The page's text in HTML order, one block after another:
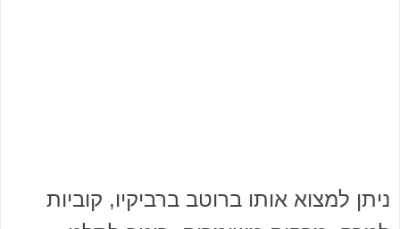
ניתן למצוא אותו ברוטב ברביקיו, קוביות